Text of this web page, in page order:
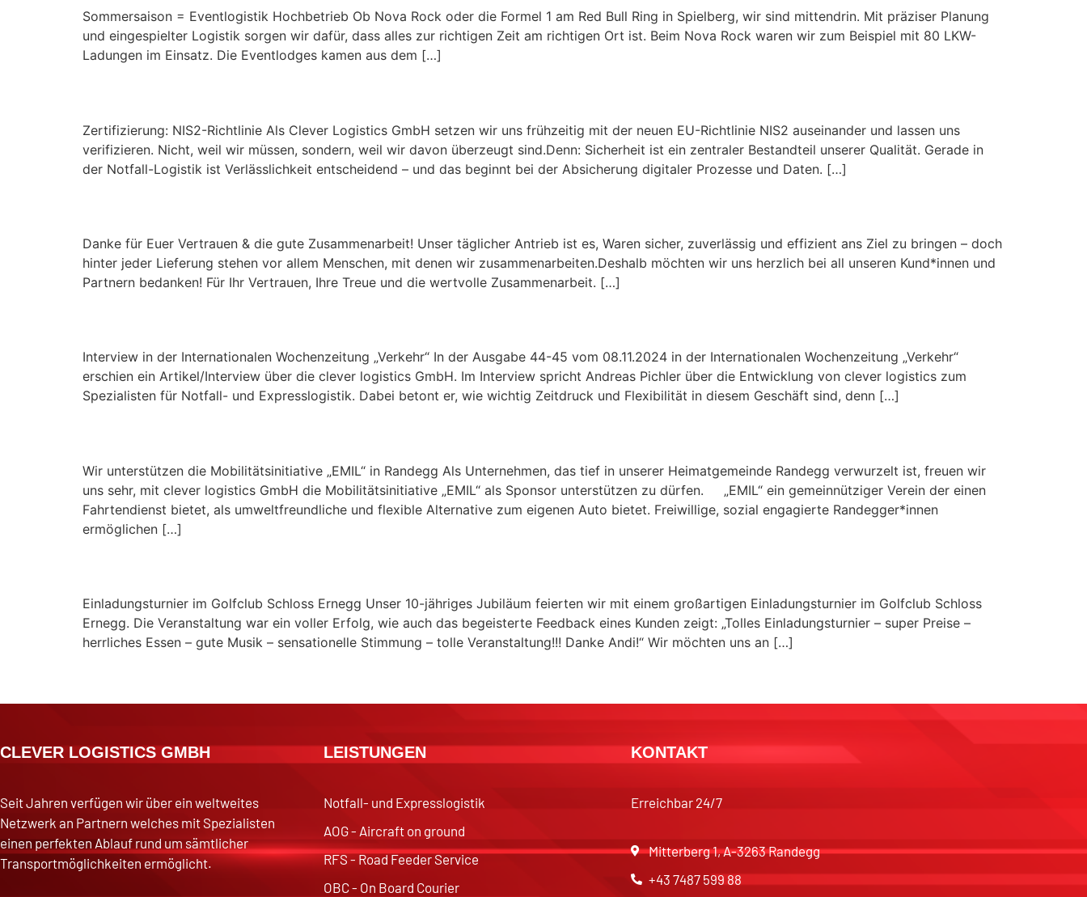
Sommersaison = Eventlogistik Hochbetrieb Ob Nova Rock oder die Formel 1 am Red Bull Ring in Spielberg, wir sind mittendrin. Mit präziser Planung
und eingespielter Logistik sorgen wir dafür, dass alles zur richtigen Zeit am richtigen Ort ist. Beim Nova Rock waren wir zum Beispiel mit 80 LKW-
Ladungen im Einsatz. Die Eventlodges kamen aus dem […]
Zertifizierung: NIS2-Richtlinie Als Clever Logistics GmbH setzen wir uns frühzeitig mit der neuen EU-Richtlinie NIS2 auseinander und lassen uns
verifizieren. Nicht, weil wir müssen, sondern, weil wir davon überzeugt sind.Denn: Sicherheit ist ein zentraler Bestandteil unserer Qualität. Gerade in
der Notfall-Logistik ist Verlässlichkeit entscheidend – und das beginnt bei der Absicherung digitaler Prozesse und Daten. […]
Danke für Euer Vertrauen & die gute Zusammenarbeit! Unser täglicher Antrieb ist es, Waren sicher, zuverlässig und effizient ans Ziel zu bringen – doch
hinter jeder Lieferung stehen vor allem Menschen, mit denen wir zusammenarbeiten.Deshalb möchten wir uns herzlich bei all unseren Kund*innen und
Partnern bedanken! Für Ihr Vertrauen, Ihre Treue und die wertvolle Zusammenarbeit. […]
Interview in der Internationalen Wochenzeitung „Verkehr“ In der Ausgabe 44-45 vom 08.11.2024 in der Internationalen Wochenzeitung „Verkehr“
erschien ein Artikel/Interview über die clever logistics GmbH. Im Interview spricht Andreas Pichler über die Entwicklung von clever logistics zum
Spezialisten für Notfall- und Expresslogistik. Dabei betont er, wie wichtig Zeitdruck und Flexibilität in diesem Geschäft sind, denn […]
Wir unterstützen die Mobilitätsinitiative „EMIL“ in Randegg Als Unternehmen, das tief in unserer Heimatgemeinde Randegg verwurzelt ist, freuen wir
uns sehr, mit clever logistics GmbH die Mobilitätsinitiative „EMIL“ als Sponsor unterstützen zu dürfen. „EMIL“ ein gemeinnütziger Verein der einen
Fahrtendienst bietet, als umweltfreundliche und flexible Alternative zum eigenen Auto bietet. Freiwillige, sozial engagierte Randegger*innen
ermöglichen […]
Einladungsturnier im Golfclub Schloss Ernegg Unser 10-jähriges Jubiläum feierten wir mit einem großartigen Einladungsturnier im Golfclub Schloss
Ernegg. Die Veranstaltung war ein voller Erfolg, wie auch das begeisterte Feedback eines Kunden zeigt: „Tolles Einladungsturnier – super Preise –
herrliches Essen – gute Musik – sensationelle Stimmung – tolle Veranstaltung!!! Danke Andi!“ Wir möchten uns an […]
CLEVER LOGISTICS GMBH
Seit Jahren verfügen wir über ein weltweites
Netzwerk an Partnern welches mit Spezialisten
einen perfekten Ablauf rund um sämtlicher
Transportmöglichkeiten ermöglicht.
LEISTUNGEN
Notfall- und Expresslogistik
AOG - Aircraft on ground
RFS - Road Feeder Service
OBC - On Board Courier
KONTAKT
Erreichbar 24/7
Mitterberg 1, A-3263 Randegg
+43 7487 599 88